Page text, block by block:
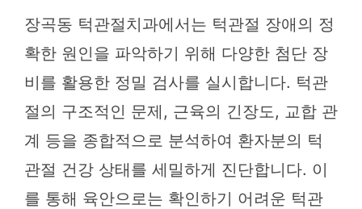
장곡동 턱관절치과에서는 턱관절 장애의 정
확한 원인을 파악하기 위해 다양한 첨단 장
비를 활용한 정밀 검사를 실시합니다. 턱관
절의 구조적인 문제, 근육의 긴장도, 교합 관
계 등을 종합적으로 분석하여 환자분의 턱
관절 건강 상태를 세밀하게 진단합니다. 이
를 통해 육안으로는 확인하기 어려운 턱관